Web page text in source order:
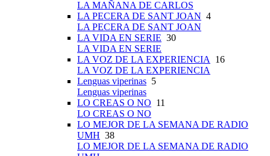
LA MAÑANA DE CARLOS
LA PECERA DE SANT JOAN 4
LA PECERA DE SANT JOAN
LA VIDA EN SERIE 30
LA VIDA EN SERIE
LA VOZ DE LA EXPERIENCIA
16
LA VOZ DE LA EXPERIENCIA
Lenguas viperinas 5
Lenguas viperinas
LO CREAS O NO 11
LO CREAS O NO
LO MEJOR DE LA SEMANA DE RADIO
UMH 38
LO MEJOR DE LA SEMANA DE RADIO